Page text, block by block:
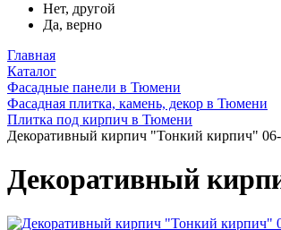
Нет, другой
Да, верно
Главная
Каталог
Фасадные панели в Тюмени
Фасадная плитка, камень, декор в Тюмени
Плитка под кирпич в Тюмени
Декоративный кирпич "Тонкий кирпич"
Декоративный